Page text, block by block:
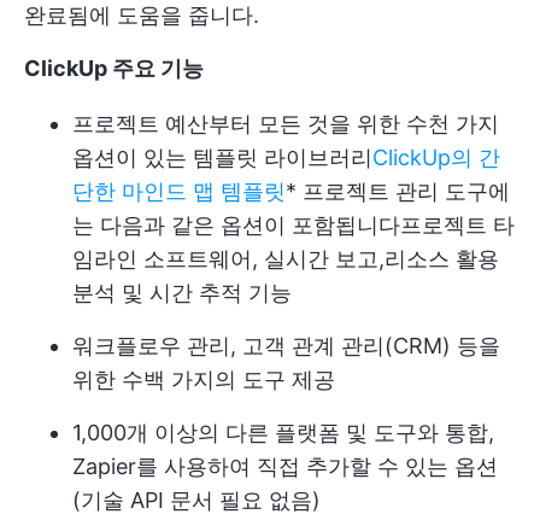
완료됨에 도움을 줍니다.
ClickUp 주요 기능
프로젝트 예산부터 모든 것을 위한 수천 가지
옵션이 있는 템플릿 라이브러리ClickUp의 간
단한 마인드 맵 템플릿* 프로젝트 관리 도구에
는 다음과 같은 옵션이 포함됩니다프로젝트 타
임라인 소프트웨어, 실시간 보고,리소스 활용
분석 및 시간 추적 기능
워크플로우 관리, 고객 관계 관리(CRM) 등을
위한 수백 가지의 도구 제공
1,000개 이상의 다른 플랫폼 및 도구와 통합,
Zapier를 사용하여 직접 추가할 수 있는 옵션
(기술 API 문서 필요 없음)